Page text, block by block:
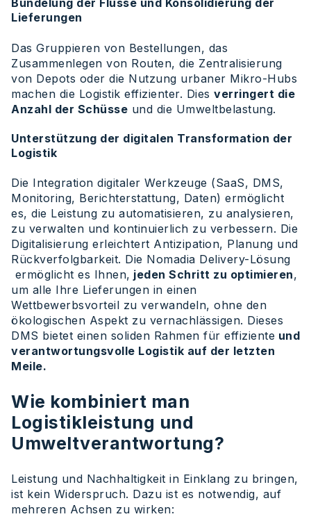
Bündelung der Flüsse und Konsolidierung der
Lieferungen
Das Gruppieren von Bestellungen, das
Zusammenlegen von Routen, die Zentralisierung
von Depots oder die Nutzung urbaner Mikro-Hubs
machen die Logistik effizienter. Dies verringert die
Anzahl der Schüsse und die Umweltbelastung.
Unterstützung der digitalen Transformation der
Logistik
Die Integration digitaler Werkzeuge (SaaS, DMS,
Monitoring, Berichterstattung, Daten) ermöglicht
es, die Leistung zu automatisieren, zu analysieren,
zu verwalten und kontinuierlich zu verbessern. Die
Digitalisierung erleichtert Antizipation, Planung und
Rückverfolgbarkeit. Die Nomadia Delivery-Lösung
ermöglicht es Ihnen, jeden Schritt zu optimieren,
um alle Ihre Lieferungen in einen
Wettbewerbsvorteil zu verwandeln, ohne den
ökologischen Aspekt zu vernachlässigen. Dieses
DMS bietet einen soliden Rahmen für effiziente und
verantwortungsvolle Logistik auf der letzten
Meile.
Wie kombiniert man
Logistikleistung und
Umweltverantwortung?
Leistung und Nachhaltigkeit in Einklang zu bringen,
ist kein Widerspruch. Dazu ist es notwendig, auf
mehreren Achsen zu wirken: